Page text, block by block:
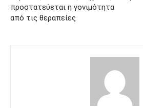
προστατεύεται η γονιμότητα
από τις θεραπείες